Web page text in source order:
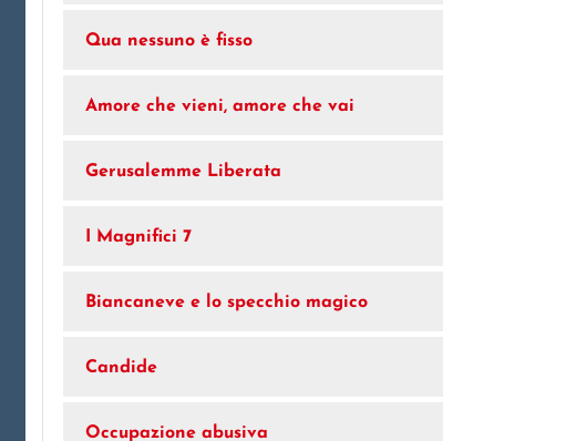
Qua nessuno è fisso
Amore che vieni, amore che vai
Gerusalemme Liberata
I Magnifici 7
Biancaneve e lo specchio magico
Candide
Occupazione abusiva